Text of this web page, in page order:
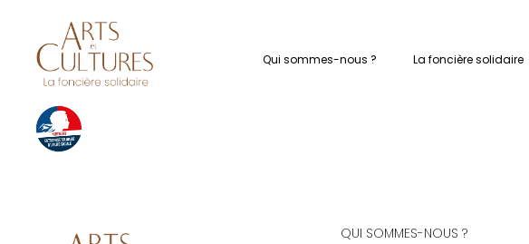
La Foncière
Qui sommes-nous ? La foncière solidaire
La Foncière Solidaire – Arts et Cultures
QUI SOMMES-NOUS ?